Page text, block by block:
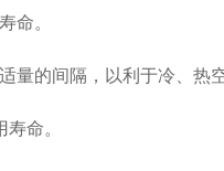
命。
量的间隔，以利于冷、热
命。